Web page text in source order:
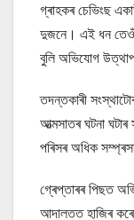
গ্ৰাহকৰ চেভিংছ
দুজনে। এই ধন
বুলি অভিযোগ
তদন্তকাৰী
আত্মসাতৰ ঘটনা
পৰিসৰ অধিক
গ্ৰেপ্তাৰৰ পিছত
আদালতত হাজিৰ